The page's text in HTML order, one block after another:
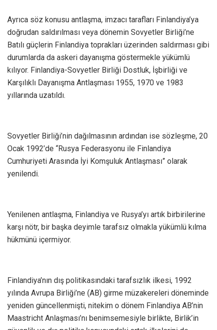
Ayrıca söz konusu antlaşma, imzacı tarafları Finlandiya’ya
doğrudan saldırılması veya dönemin Sovyetler Birliği’ne
Batılı güçlerin Finlandiya toprakları üzerinden saldırması gibi
durumlarda da askeri dayanışma göstermekle yükümlü
kılıyor. Finlandiya-Sovyetler Birliği Dostluk, İşbirliği ve
Karşılıklı Dayanışma Antlaşması 1955, 1970 ve 1983
yıllarında uzatıldı.
Sovyetler Birliği’nin dağılmasının ardından ise sözleşme, 20
Ocak 1992’de “Rusya Federasyonu ile Finlandiya
Cumhuriyeti Arasında İyi Komşuluk Antlaşması” olarak
yenilendi.
Yenilenen antlaşma, Finlandiya ve Rusya’yı artık birbirilerine
karşı nötr, bir başka deyimle tarafsız olmakla yükümlü kılma
hükmünü içermiyor.
Finlandiya’nın dış politikasındaki tarafsızlık ilkesi, 1992
yılında Avrupa Birliği’ne (AB) girme müzakereleri döneminde
yeniden güncellenmişti, nitekim o dönem Finlandiya AB’nin
Maastricht Anlaşması’nı benimsemesiyle birlikte, Birlik’in